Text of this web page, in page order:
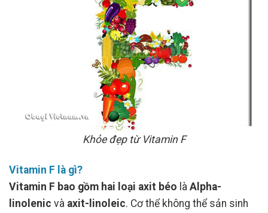
Khỏe đẹp từ Vitamin F
Vitamin F là gì?
Vitamin F bao gồm hai loại axit béo là Alpha-
linolenic và axit-linoleic. Cơ thể không thể sản sinh